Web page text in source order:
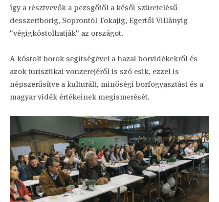
így a résztvevők a pezsgőtől a késői szüretelésű
desszertborig, Soprontól Tokajig, Egertől Villányig
"végigkóstolhatják" az országot.
A kóstolt borok segítségével a hazai borvidékekről és
azok turisztikai vonzerejéről is szó esik, ezzel is
népszerűsítve a kulturált, minőségi borfogyasztást és a
magyar vidék értékeinek megismerését.